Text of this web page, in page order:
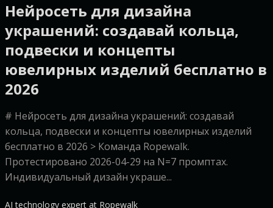
Нейросеть для дизайна
украшений: создавай кольца,
подвески и концепты
ювелирных изделий бесплатно в
2026
# Нейросеть для дизайна украшений: создавай
кольца, подвески и концепты ювелирных изделий
бесплатно в 2026 > Команда Ropewalk.
Протестировано 2026-04-29 на N=7 промптах.
Индивидуальный дизайн украше...
AI technology expert at Ropewalk